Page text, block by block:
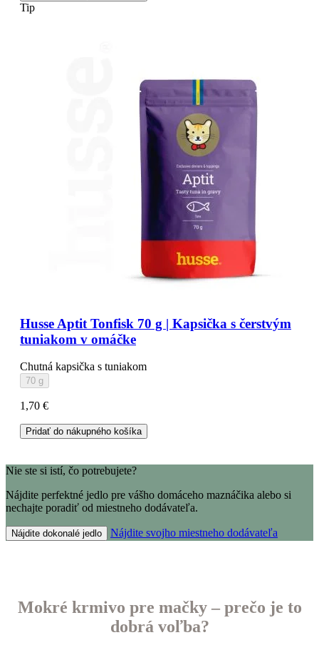
Tip
Husse Aptit Tonfisk 70 g | Kapsička s čerstvým
tuniakom v omáčke
Chutná kapsička s tuniakom
70 g
1,70 €
Pridať do nákupného košíka
Nie ste si istí, čo potrebujete?
Nájdite perfektné jedlo pre vášho domáceho maznáčika alebo si
nechajte poradiť od miestneho dodávateľa.
Nájdite dokonalé jedlo Nájdite svojho miestneho dodávateľa
Mokré krmivo pre mačky – prečo je to
dobrá voľba?